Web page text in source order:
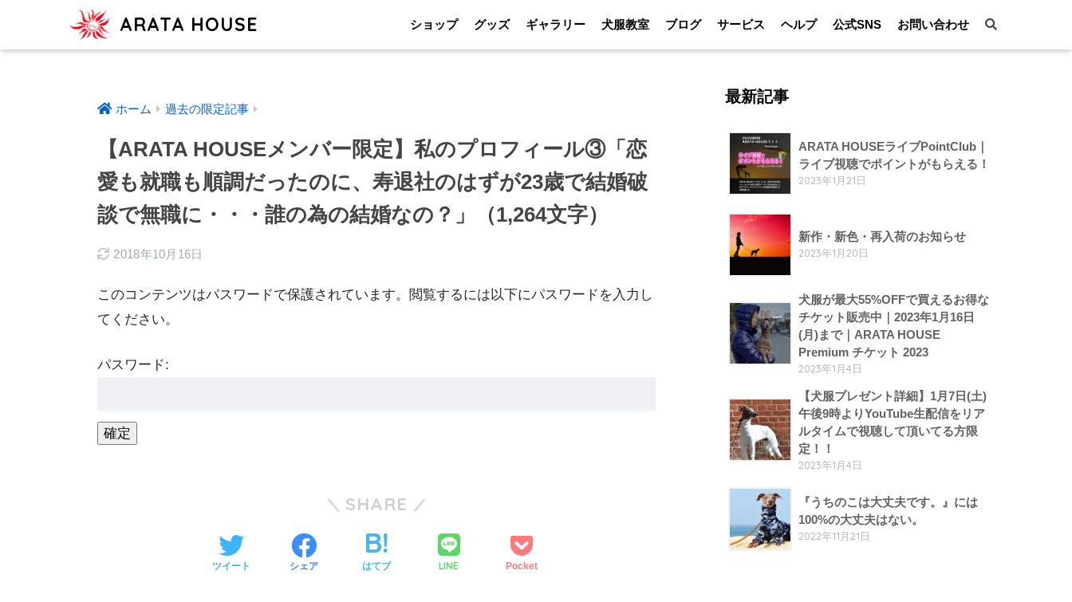
ARATA HOUSE ショップ グッズ ギャラリー 犬服教室 ブログ サービス ヘルプ 公式SNS お問い合わせ
ホーム 過去の限定記事
【ARATA HOUSEメンバー限定】私のプロフィール③「恋
愛も就職も順調だったのに、寿退社のはずが23歳で結婚破
談で無職に・・・誰の為の結婚なの？」（1,264文字）
2018年10月16日
このコンテンツはパスワードで保護されています。閲覧するには以下にパスワードを入力し
てください。
パスワード:
SHARE
ツイート シェア はてブ LINE Pocket
最新記事
ARATA HOUSEライブPointClub｜
ライブ視聴でポイントがもらえる！
2023年1月21日
新作・新色・再入荷のお知らせ
2023年1月20日
犬服が最大55%OFFで買えるお得な
チケット販売中｜2023年1月16日
(月)まで｜ARATA HOUSE
Premium チケット 2023
2023年1月4日
【犬服プレゼント詳細】1月7日(土)
午後9時よりYouTube生配信をリア
ルタイムで視聴して頂いてる方限
定！！
2023年1月4日
『うちのこは大丈夫です。』には
100%の大丈夫はない。
2022年11月21日